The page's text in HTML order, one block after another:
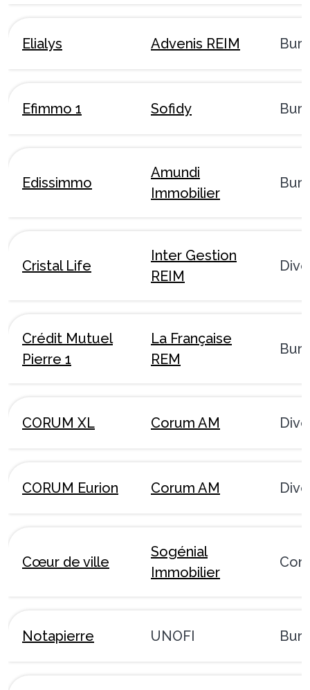
Elialys Advenis REIM
Efimmo 1 Sofidy
Edissimmo
Amundi
Immobilier
Cristal Life
Inter Gestion
REIM
Crédit Mutuel
Pierre 1
La Française
REM
CORUM XL Corum AM
CORUM Eurion Corum AM
Cœur de ville
Sogénial
Immobilier
Notapierre UNOFI